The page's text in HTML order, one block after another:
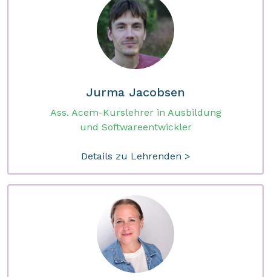
Jurma Jacobsen
Ass. Acem-Kurslehrer in Ausbildung
und Softwareentwickler
Details zu Lehrenden >